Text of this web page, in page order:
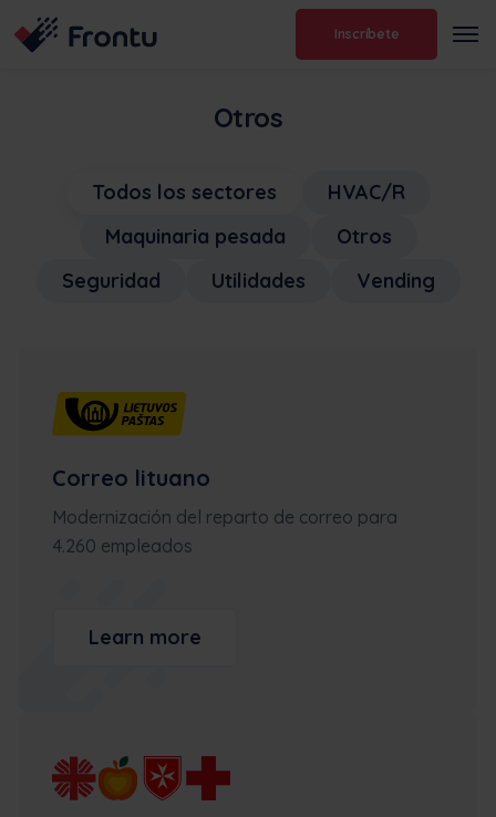
Inscríbete
Otros
Todos los sectores
HVAC/R
Maquinaria pesada
Otros
Seguridad
Utilidades Vending
Correo lituano
Modernización del reparto de correo para
4.260 empleados
Learn more